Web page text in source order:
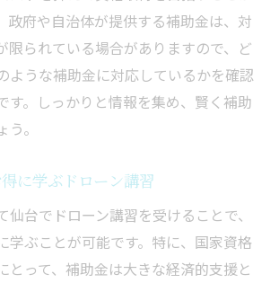
政府や自治体が提供する補助金は、対
限られている場合がありますので、ど
ような補助金に対応しているかを確認
す。しっかりと情報を集め、賢く補助
。
に学ぶドローン講習
仙台でドローン講習を受けることで、
学ぶことが可能です。特に、国家資格
とって、補助金は大きな経済的支援と